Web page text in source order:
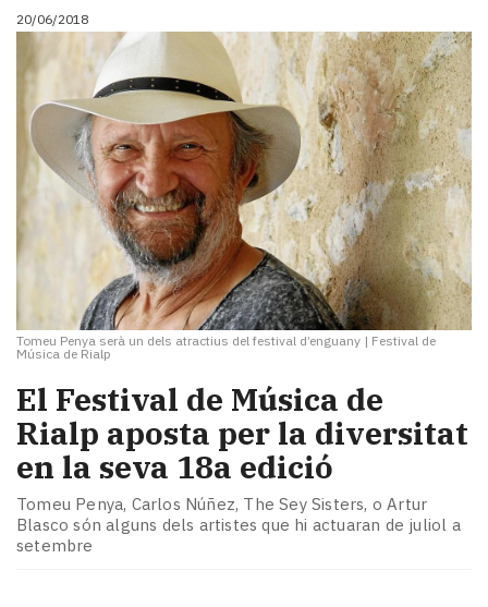
20/06/2018
Tomeu Penya serà un dels atractius del festival d’enguany | Festival de
Música de Rialp
El Festival de Música de
Rialp aposta per la diversitat
en la seva 18a edició
Tomeu Penya, Carlos Núñez, The Sey Sisters, o Artur
Blasco són alguns dels artistes que hi actuaran de juliol a
setembre